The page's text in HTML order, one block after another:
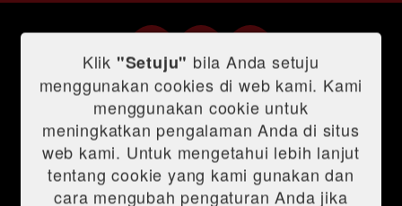
Shopping Tools
Price List
E-Brochure
Credit Simulator
Promo
Product
MVP
New Alphard New Vellfire Calya New
Technology
TNGA
Klik "Setuju" bila Anda setuju
menggunakan cookies di web kami. Kami
menggunakan cookie untuk
meningkatkan pengalaman Anda di situs
web kami. Untuk mengetahui lebih lanjut
tentang cookie yang kami gunakan dan
cara mengubah pengaturan Anda jika